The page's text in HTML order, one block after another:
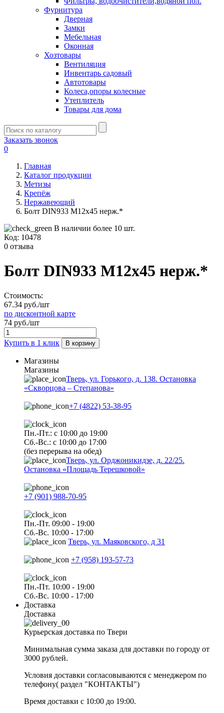
Фурнитура
Дверная
Замки
Мебельная
Оконная
Хозтовары
Вентиляция
Инвентарь садовый
Автотовары
Колеса,опоры колесные
Утеплитель
Товары для дома
Заказать звонок
0
Главная
Каталог продукции
Метизы
Крепёж
Нержавеющий
Болт DIN933 М12х45 нерж.*
В наличии более 10 шт.
Код: 10478
0 отзыва
Болт DIN933 М12х45 нерж.*
Стоимость:
67.34 руб./шт
по дисконтной карте
74 руб./шт
Купить в 1 клик В корзину
Магазины
Магазины
Тверь, ул. Горького, д. 138. Остановка
«Скворцова – Степанова»
+7 (4822) 53-38-95
Пн.-Пт.: с 10:00 до 19:00
Сб.-Вс.: с 10:00 до 17:00
(без перерыва на обед)
Тверь, ул. Орджоникидзе, д. 22/25.
Остановка «Площадь Терешковой»
+7 (901) 988-70-95
Пн.-Пт. 09:00 - 19:00
Сб.-Вс. 10:00 - 17:00
Тверь, ул. Маяковского, д 31
+7 (958) 193-57-73
Пн.-Пт. 10:00 - 19:00
Сб.-Вс. 10:00 - 17:00
Доставка
Доставка
Курьерская доставка по Твери
Минимальная сумма заказа для доставки по городу от
3000 рублей.
Условия доставки согласовываются с менеджером по
телефону( раздел "КОНТАКТЫ")
Время доставки с 10:00 до 19:00.